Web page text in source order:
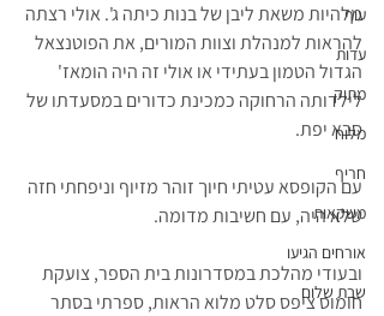
עוף
עדות
מתוק
מלוח
חריף
משקאות
אורחים הגיעו
שבת שלום
מלהיות משאת ליבן של בנות כיתה ג'. אולי רצתה
להראות למנהלת וצוות המורים, את הפוטנצאל
הגדול הטמון בעתידי או אולי זה היה הומאז'
לילדותה הרחוקה כמכינת כדורים במסעדתו של
סבא יפת.
עם הקופסא עטיתי חיוך זוהר מזיוף וניפחתי חזה
שלא היה, עם חשיבות מדומה.
ובעודי מהלכת במסדרונות בית הספר, צועקת
חומוס ציפס סלט מלוא הראות, ספרתי בסתר